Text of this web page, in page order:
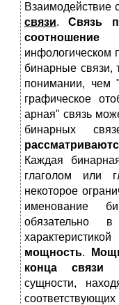
Взаимодействие
связи.Связь
инфологическом
бинарные связи,
понимании, чем
графическое
арная" связь
бинарных
Каждая
глаголом или
некоторое
именование
обязательно
мощность.
конца связи
сущности,